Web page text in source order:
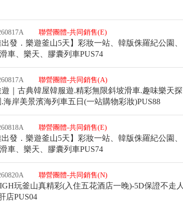
聯營團體-共同銷售(E)
出發．樂遊釜山5天】彩妝一站、韓版侏羅紀公園、
車、樂天、膠囊列車PUS74
聯營團體-共同銷售(A)
｜古典韓屋韓服遊.精彩無限斜坡滑車.趣味樂天探
海岸美景濱海列車五日(一站購物彩妝)PUS88
聯營團體-共同銷售(E)
出發．樂遊釜山5天】彩妝一站、韓版侏羅紀公園、
車、樂天、膠囊列車PUS74
聯營團體-共同銷售(N)
玩釜山真精彩(入住五花酒店一晚)-5D保證不走人
店PUS04